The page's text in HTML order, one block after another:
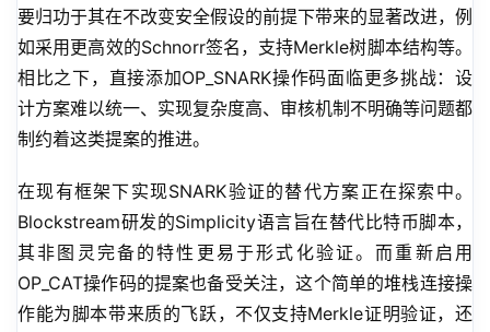
要归功于其在不改变安全假设的前提下带来的显著改进，例
如采用更高效的Schnorr签名，支持Merkle树脚本结构等。
相比之下，直接添加OP_SNARK操作码面临更多挑战：设
计方案难以统一、实现复杂度高、审核机制不明确等问题都
制约着这类提案的推进。
在现有框架下实现SNARK验证的替代方案正在探索中。
Blockstream研发的Simplicity语言旨在替代比特币脚本，
其非图灵完备的特性更易于形式化验证。而重新启用
OP_CAT操作码的提案也备受关注，这个简单的堆栈连接操
作能为脚本带来质的飞跃，不仅支持Merkle证明验证，还